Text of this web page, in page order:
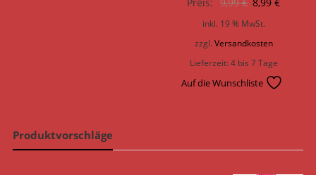
Preis: 9,99€
Preis
8,99€
inkl. 19 % MwSt.
zzgl.Versandkosten
Lieferzeit:4 bis 7 Tage
Auf die Wunschliste
Produktvorschläge